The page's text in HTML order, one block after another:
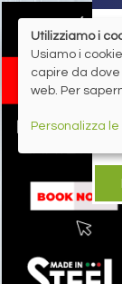
Utilizziamo i
Usiamo i
capire da
web. Per
Personalizza